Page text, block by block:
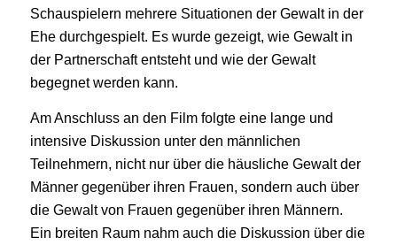
Schauspielern mehrere Situationen der Gewalt in der
Ehe durchgespielt. Es wurde gezeigt, wie Gewalt in
der Partnerschaft entsteht und wie der Gewalt
begegnet werden kann.
Am Anschluss an den Film folgte eine lange und
intensive Diskussion unter den männlichen
Teilnehmern, nicht nur über die häusliche Gewalt der
Männer gegenüber ihren Frauen, sondern auch über
die Gewalt von Frauen gegenüber ihren Männern.
Ein breiten Raum nahm auch die Diskussion über die